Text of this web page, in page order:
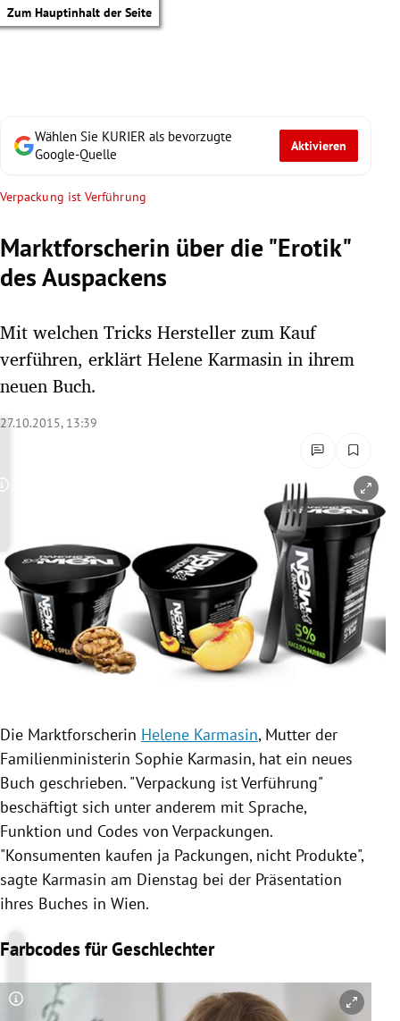
Zum Hauptinhalt der Seite
Untermenü
Untermenü
Untermenü
Untermenü
Untermenü
Untermenü
Wählen Sie KURIER als bevorzugte
Google-Quelle
Aktivieren
Verpackung ist Verführung
Marktforscherin über die "Erotik"
des Auspackens
Mit welchen Tricks Hersteller zum Kauf
verführen, erklärt Helene Karmasin in ihrem
neuen Buch.
27.10.2015, 13:39
Copyright-Hinweis öffnen/schließen
Die Marktforscherin Helene Karmasin, Mutter der
Familienministerin Sophie Karmasin, hat ein neues
Buch geschrieben. "Verpackung istVerführung"
beschäftigt sich unter anderem mit Sprache,
Funktion und Codes von Verpackungen.
"Konsumenten kaufen ja Packungen, nicht Produkte",
sagte Karmasin am Dienstag bei der Präsentation
ihres Buches in Wien.
Farbcodes für Geschlechter
Copyright-Hinweis öffnen/schließen